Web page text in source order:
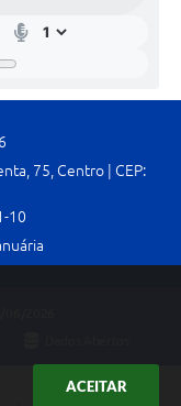
ACEITAR
75, Centro | CEP:
10